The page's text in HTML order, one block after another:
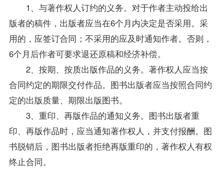
1、与著作权人订约的义务。对于作者主动投给出
版者的稿件，出版者应当在6个月内决定是否采用。采
用的，应签订合同；不采用的应及时通知作者。否则，
6个月后作者可要求退还原稿和经济补偿。
2、按期、按质出版作品的义务。著作权人应当按
合同约定的期限交付作品。图书出版者应当按照合同约
定的出版质量、期限出版图书。
3、重印、再版作品的通知义务。图书出版者重
印、再版作品时，应当通知著作权人，并支付报酬。图
书脱销后，图书出版者拒绝再版重印的，著作权人有权
终止合同。